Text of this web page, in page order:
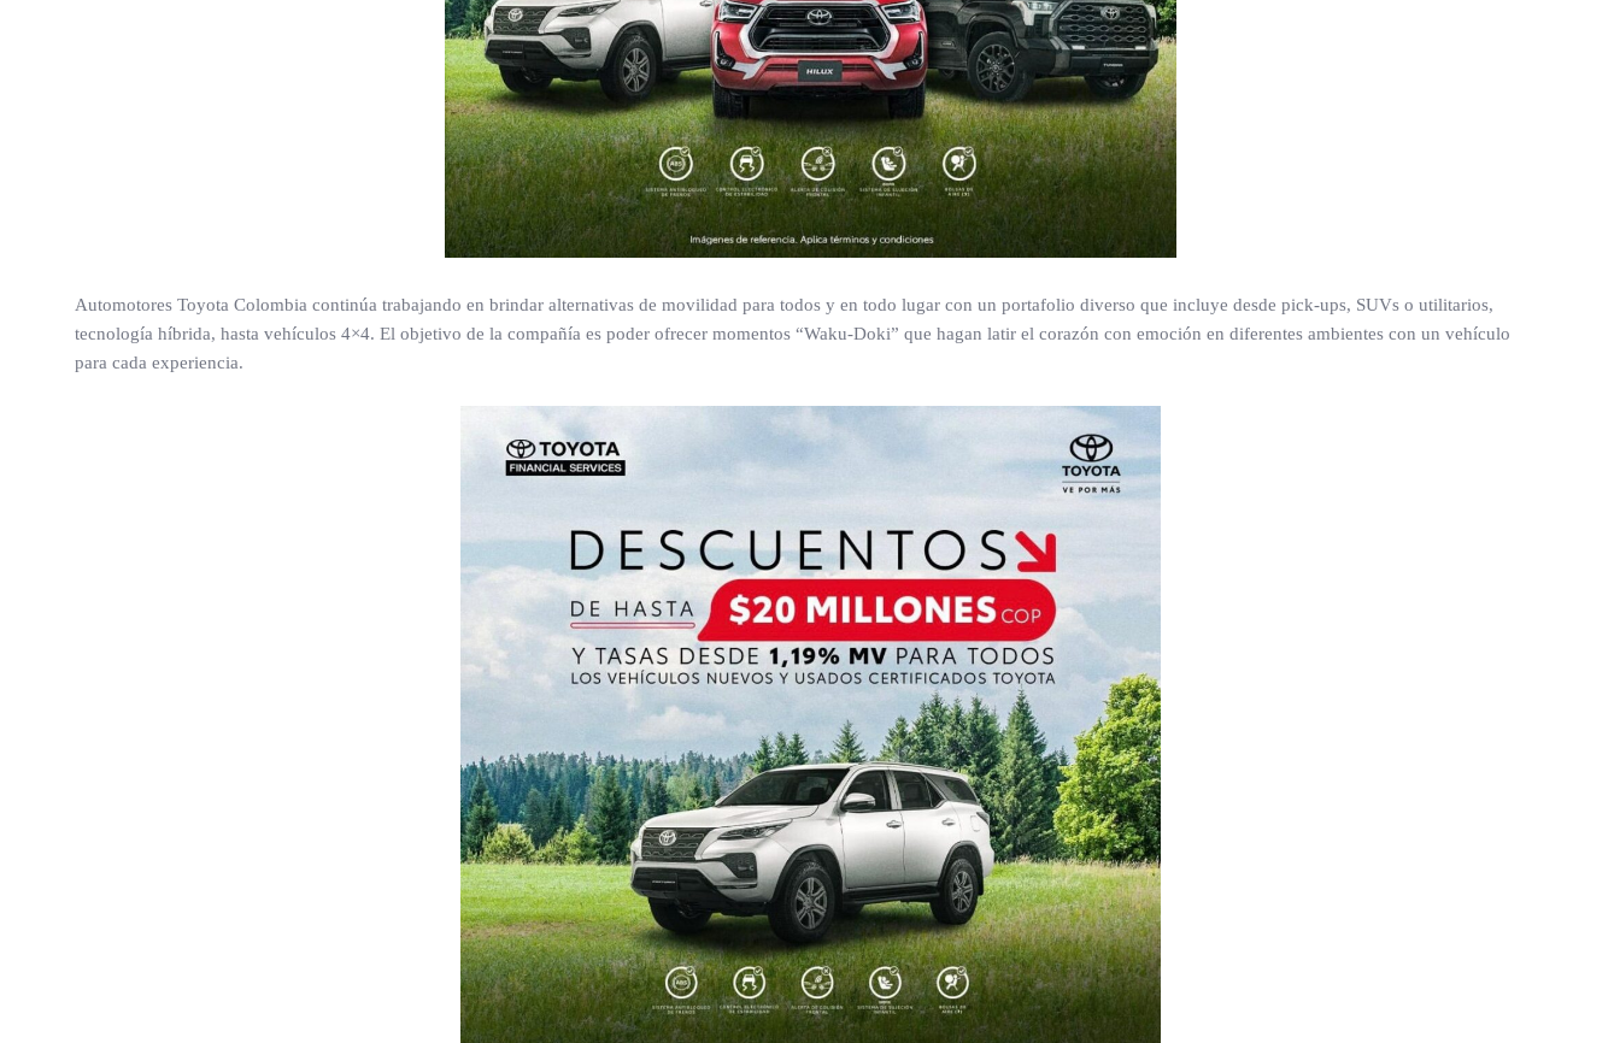
Automotores Toyota Colombia continúa trabajando en brindar alternativas de movilidad para todos y en todo lugar con un portafolio diverso que incluye desde pick-ups, SUVs o utilitarios,
tecnología híbrida, hasta vehículos 4×4. El objetivo de la compañía es poder ofrecer momentos “Waku-Doki” que hagan latir el corazón con emoción en diferentes ambientes con un vehículo
para cada experiencia.